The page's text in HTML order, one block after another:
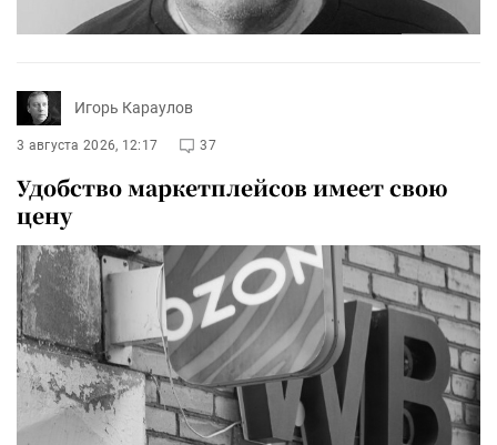
Игорь Караулов
3 августа 2026, 12:17 37
Удобство маркетплейсов имеет свою
цену